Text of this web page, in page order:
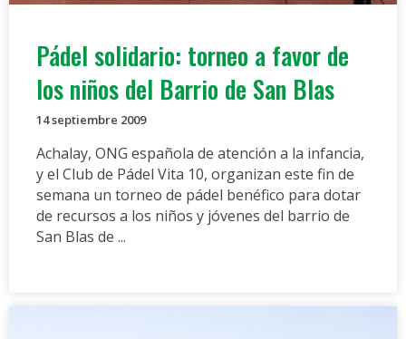
Pádel solidario: torneo a favor de
los niños del Barrio de San Blas
14 septiembre 2009
Achalay, ONG española de atención a la infancia,
y el Club de Pádel Vita 10, organizan este fin de
semana un torneo de pádel benéfico para dotar
de recursos a los niños y jóvenes del barrio de
San Blas de ...